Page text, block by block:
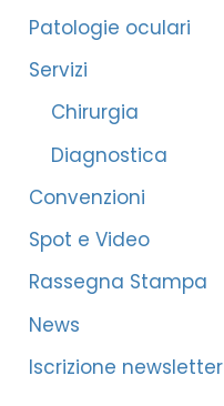
Patologie oculari
Servizi
Chirurgia
Diagnostica
Convenzioni
Spot e Video
Rassegna Stampa
News
Iscrizione newsletter